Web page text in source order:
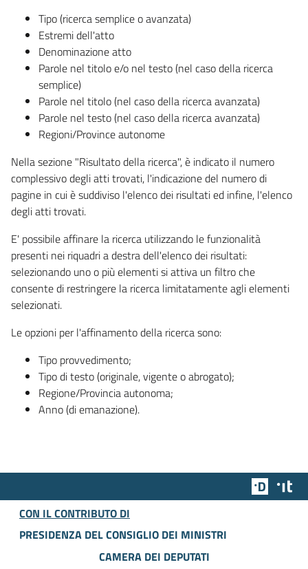
Tipo (ricerca semplice o avanzata)
Estremi dell'atto
Denominazione atto
Parole nel titolo e/o nel testo (nel caso della ricerca
semplice)
Parole nel titolo (nel caso della ricerca avanzata)
Parole nel testo (nel caso della ricerca avanzata)
Regioni/Province autonome
Nella sezione "Risultato della ricerca", è indicato il numero
complessivo degli atti trovati, l'indicazione del numero di
pagine in cui è suddiviso l'elenco dei risultati ed infine, l'elenco
degli atti trovati.
E' possibile affinare la ricerca utilizzando le funzionalità
presenti nei riquadri a destra dell'elenco dei risultati:
selezionando uno o più elementi si attiva un filtro che
consente di restringere la ricerca limitatamente agli elementi
selezionati.
Le opzioni per l'affinamento della ricerca sono:
Tipo provvedimento;
Tipo di testo (originale, vigente o abrogato);
Regione/Provincia autonoma;
Anno (di emanazione).
Team
CON IL CONTRIBUTO DI
PRESIDENZA DEL CONSIGLIO DEI MINISTRI
CAMERA DEI DEPUTATI